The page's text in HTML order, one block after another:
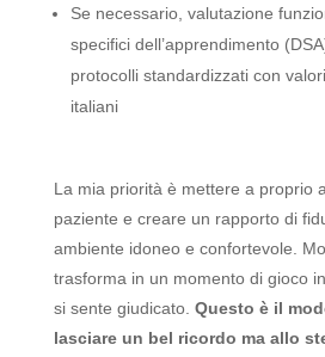
Se necessario, valutazione
specifici dell’apprendimento
protocolli standardizzati con
italiani
La mia priorità è mettere a proprio
paziente e creare un rapporto di
ambiente idoneo e confortevole.
trasforma in un momento di gioco
si sente giudicato. Questo è il
lasciare un bel ricordo ma allo